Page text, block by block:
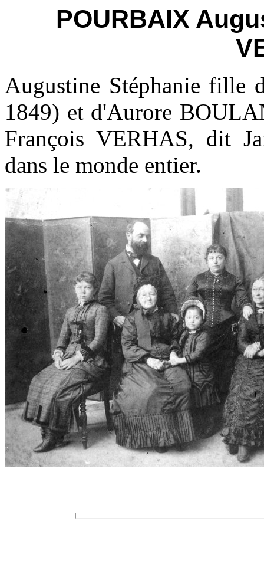
POURBAIX
Augustine Stéphanie fille
1849) et d'Aurore
François VERHAS, dit
dans le monde entier.